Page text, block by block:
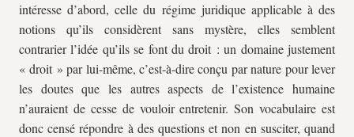
intéresse d’abord, celle du régime juridique applicable à des
notions qu’ils considèrent sans mystère, elles semblent
contrarier l’idée qu’ils se font du droit : un domaine justement
« droit » par lui-même, c’est-à-dire conçu par nature pour lever
les doutes que les autres aspects de l’existence humaine
n’auraient de cesse de vouloir entretenir. Son vocabulaire est
donc censé répondre à des questions et non en susciter, quand